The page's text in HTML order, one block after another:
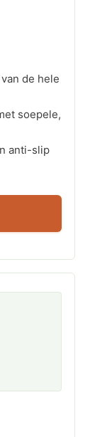
de hele
soepele,
anti-slip